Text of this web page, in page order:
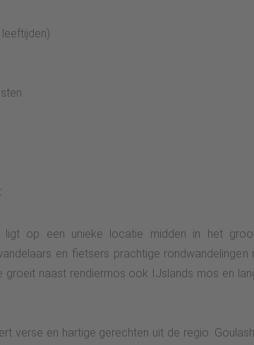
ligt op een unieke locatie midden in het
en fietsers prachtige
groeit naast rendiermos ook IJslands mos en
verse en hartige gerechten uit de regio.